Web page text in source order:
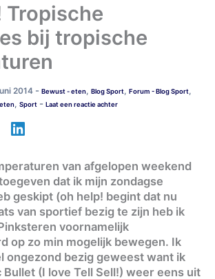
Tropische
bij tropische
2014 - Bewust - eten, Blog Sport, Forum - Blog Sport,
eten, Sport - Laat een reactie achter
van afgelopen weekend
dat ik mijn zondagse
geskipt (oh help! begint dat nu
van sportief bezig te zijn heb ik
voornamelijk
op zo min mogelijk bewegen. Ik
ongezond bezig geweest want ik
Bullet (I love Tell Sell!) weer eens uit